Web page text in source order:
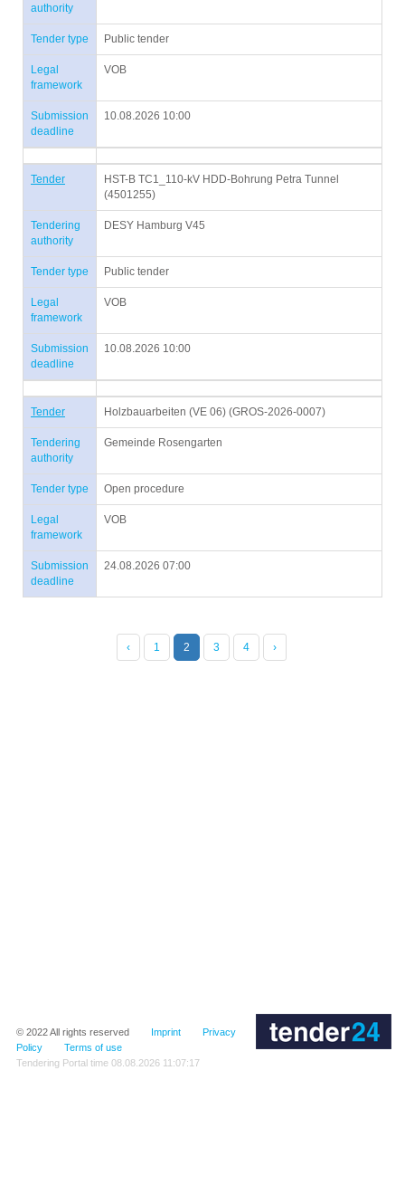
authority
Tender type Public tender
Legal
framework
VOB
Submission
deadline
10.08.2026 10:00
Tender
HST-B TC1_110-kV HDD-Bohrung Petra Tunnel
(4501255)
Tendering
authority
DESY Hamburg V45
Tender type Public tender
Legal
framework
VOB
Submission
deadline
10.08.2026 10:00
Tender Holzbauarbeiten (VE 06) (GROS-2026-0007)
Tendering
authority
Gemeinde Rosengarten
Tender type Open procedure
Legal
framework
VOB
Submission
deadline
24.08.2026 07:00
‹ 1 2 3 4 ›
© 2022All rights reserved Imprint
Privacy
Policy
Terms of use
Tendering Portal time 08.08.2026 11:07:17